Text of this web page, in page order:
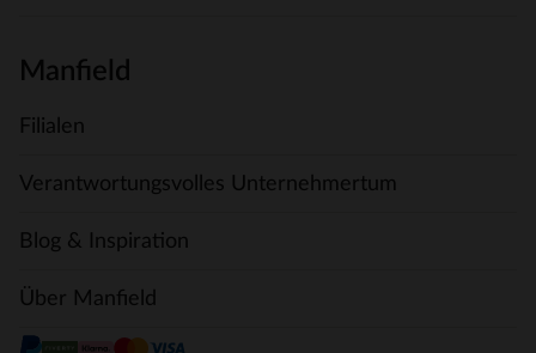
Manfield
Filialen
Verantwortungsvolles Unternehmertum
Blog & Inspiration
Über Manfield